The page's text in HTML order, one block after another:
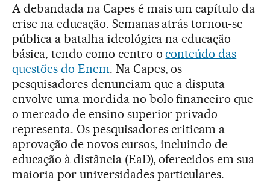
A debandada na Capes é mais um capítulo da
crise na educação. Semanas atrás tornou-se
pública a batalha ideológica na educação
básica, tendo como centro oconteúdo das
questões do Enem. Na Capes, os
pesquisadores denunciam que a disputa
envolve uma mordida no bolo financeiro que
o mercado de ensino superior privado
representa. Os pesquisadores criticam a
aprovação de novos cursos, incluindo de
educação à distância (EaD), oferecidos em sua
maioria por universidades particulares.